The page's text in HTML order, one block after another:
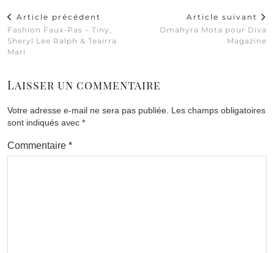
Article précédent
Fashion Faux-Pas – Tiny,
Sheryl Lee Ralph & Teairra
Mari
Article suivant
Omahyra Mota pour Diva
Magazine
Laisser un commentaire
Votre adresse e-mail ne sera pas publiée. Les champs obligatoires
sont indiqués avec *
Commentaire *